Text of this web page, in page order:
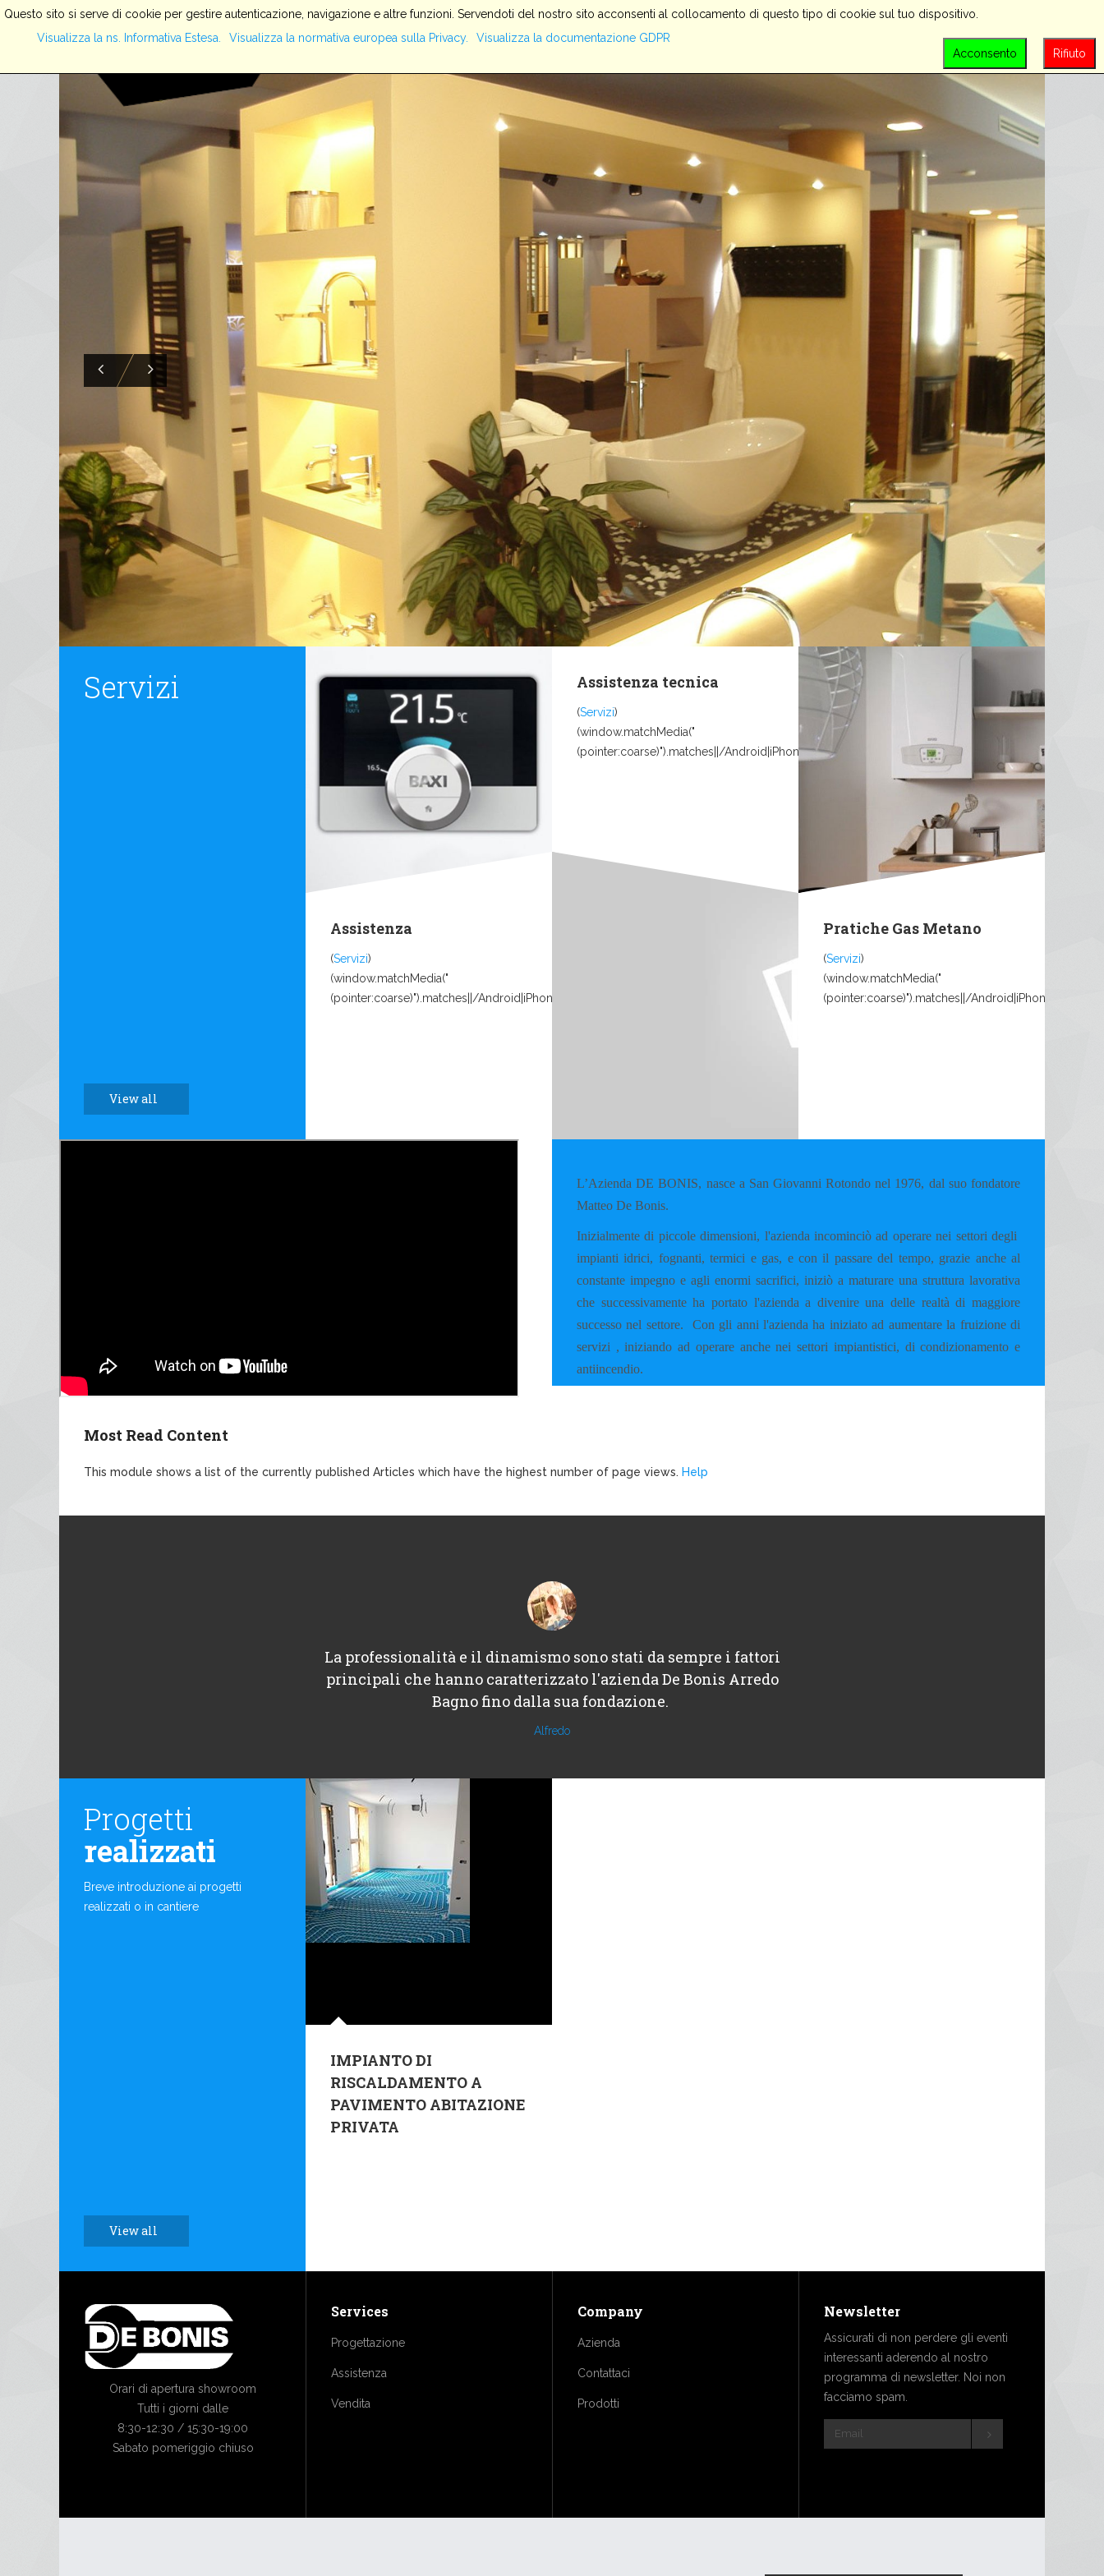
HOME SERVIZI AZIENDA PRODOTTI
SEARCH
Servizi
View all
Assistenza
(Servizi)
(window.matchMedia("
(pointer:coarse)").matches||/Android|iPhone|iPad|iPod|Mobile|Tablet|Windows...
Assistenza tecnica
(Servizi)
(window.matchMedia("
(pointer:coarse)").matches||/Android|iPhone|iPad|iPod|Mobile|Tablet|Windows...
Pratiche Gas Metano
(Servizi)
(window.matchMedia("
(pointer:coarse)").matches||/
L’Azienda DE BONIS, nasce a San Giovanni Rotondo nel 1976, dal suo fondatore
Matteo De Bonis.
Inizialmente di piccole dimensioni, l'azienda incominciò ad operare nei settori degli
impianti idrici, fognanti, termici e gas, e con il passare del tempo, grazie anche al
constante impegno e agli enormi sacrifici, iniziò a maturare una struttura lavorativa
che successivamente ha portato l'azienda a divenire una delle realtà di maggiore
successo nel settore. Con gli anni l'azienda ha iniziato ad aumentare la fruizione di
servizi , iniziando ad operare anche nei settori impiantistici, di condizionamento e
antiincendio.
Most Read Content
This module shows a list of the currently published Articles which have the highest number of page views. Help
La professionalità e il dinamismo sono stati da sempre i fattori
principali che hanno caratterizzato l'azienda De Bonis Arredo
Bagno fino dalla sua fondazione.
Alfredo
Progetti
realizzati
Breve introduzione ai progetti
realizzati o in cantiere
View all
IMPIANTO DI
RISCALDAMENTO A
PAVIMENTO ABITAZIONE
PRIVATA
Orari di apertura showroom
Tutti i giorni dalle
8:30-12:30 / 15:30-19:00
Sabato pomeriggio chiuso
Services
Progettazione
Assistenza
Vendita
Company
Azienda
Contattaci
Prodotti
Newsletter
Assicurati di non perdere gli eventi
interessanti aderendo al nostro
programma di newsletter. Noi non
facciamo spam.
Questo sito si serve di cookie per gestire autenticazione, navigazione e altre funzioni. Servendoti del nostro sito acconsenti al collocamento di questo tipo di cookie sul tuo dispositivo.
Visualizza la ns. Informativa Estesa.
Visualizza la normativa europea sulla Privacy.
Visualizza la documentazione GDPR
Rifiuto
Acconsento